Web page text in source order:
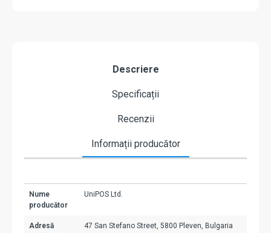
Descriere
Specificații
Recenzii
Informații producător
Nume
producător
UniPOS Ltd.
Adresă
47 San Stefano Street, 5800 Pleven, Bulgaria